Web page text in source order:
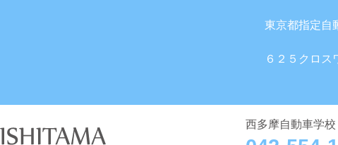
東京都指定自
６２５クロス
西多摩自動車学校